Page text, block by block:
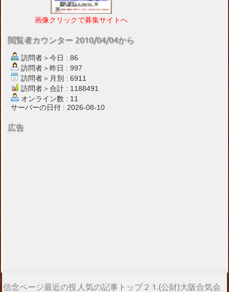
画像クリックで募集サイトへ
閲覧者カウンター 2010/04/04から
訪問者＞今日 : 86
訪問者＞昨日 : 997
訪問者＞月別 : 6911
訪問者＞合計 : 1188491
オンライン数 : 11
サーバーの日付 : 2026-08-10
広告
信念ページ最近の投 人気の記事トップ２ 1.(公財)大阪合気会